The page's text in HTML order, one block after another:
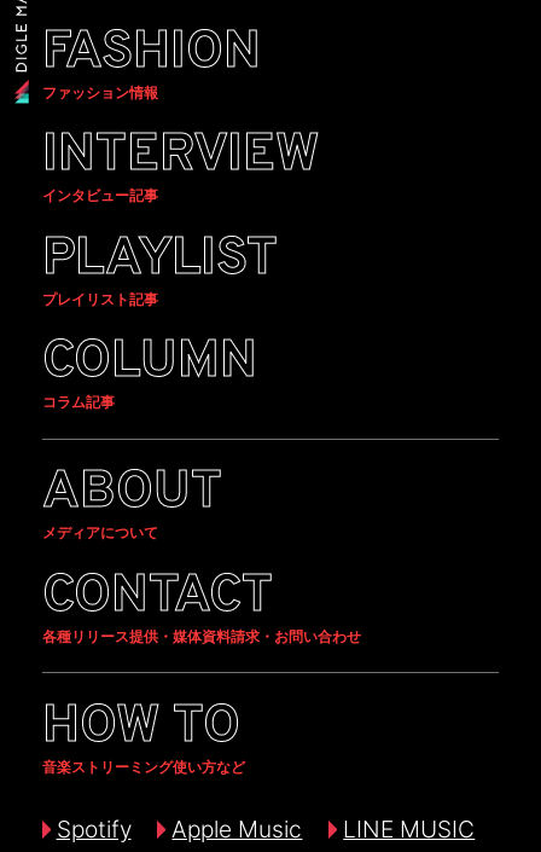
FASHION
ファッション情報
INTERVIEW
インタビュー記事
PLAYLIST
プレイリスト記事
COLUMN
コラム記事
ABOUT
メディアについて
CONTACT
各種リリース提供・媒体資料請求・お問い合わせ
HOW TO
音楽ストリーミング使い方など
Spotify Apple Music
LINE MUSIC